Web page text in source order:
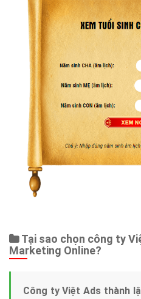
Tại sao chọn công ty
Marketing Online?
Công ty Việt Ads thành